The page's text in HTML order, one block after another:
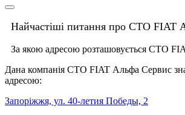
Найчастіші питання про СТО FIAT
За якою адресою розташовується СТО
Дана компанія СТО FIAT Альфа Сервис
адресою:
Запоріжжя, ул. 40-летия Победы, 2